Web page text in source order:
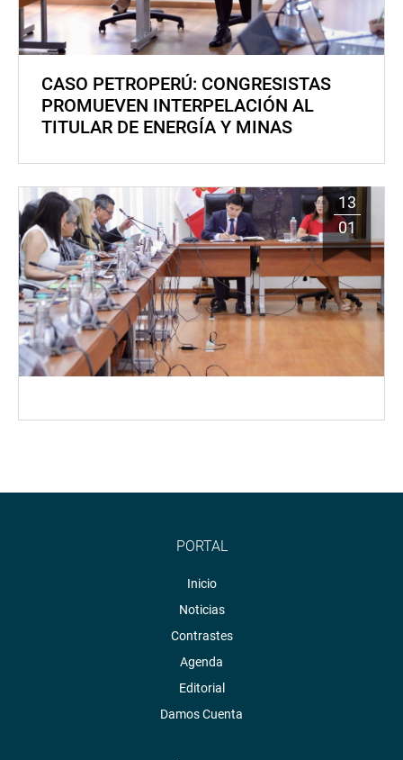
CASO PETROPERÚ: CONGRESISTAS
PROMUEVEN INTERPELACIÓN AL
TITULAR DE ENERGÍA Y MINAS
13
01
PORTAL
Inicio
Noticias
Contrastes
Agenda
Editorial
Damos Cuenta